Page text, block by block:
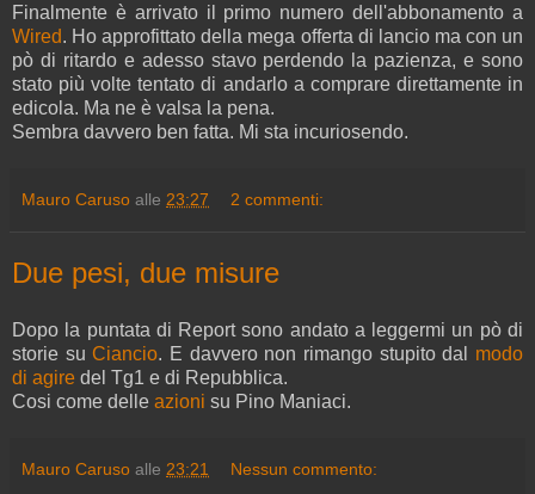
Finalmente è arrivato il primo numero dell'abbonamento a
Wired. Ho approfittato della mega offerta di lancio ma con un
pò di ritardo e adesso stavo perdendo la pazienza, e sono
stato più volte tentato di andarlo a comprare direttamente in
edicola. Ma ne è valsa la pena.
Sembra davvero ben fatta. Mi sta incuriosendo.
Mauro Caruso alle 23:27 2 commenti:
Due pesi, due misure
Dopo la puntata di Report sono andato a leggermi un pò di
storie suCiancio. E davvero non rimango stupito dal modo
di agire del Tg1 e di Repubblica.
Cosi come delle azioni su Pino Maniaci.
Mauro Caruso alle 23:21 Nessun commento: